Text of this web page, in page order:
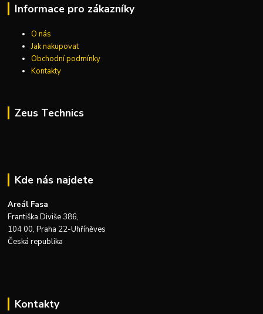
Informace pro zákazníky
O nás
Jak nakupovat
Obchodní podmínky
Kontakty
Zeus Technics
Kde nás najdete
Areál Fasa
Františka Diviše 386,
104 00, Praha 22-Uhříněves
Česká republika
Kontakty